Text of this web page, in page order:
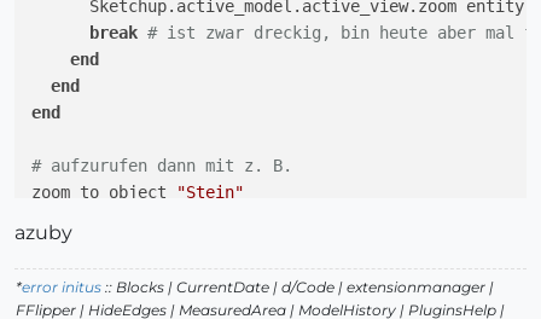
      Sketchup.active_model.active_view.zoom entity
break # ist zwar dreckig, bin heute aber mal
end
end
end
# aufzurufen dann mit z. B.
zoom_to_object
"Stein"
azuby
*error initus :: Blocks | CurrentDate | d/Code | extensionmanager |
FFlipper | HideEdges | MeasuredArea | ModelHistory | PluginsHelp |